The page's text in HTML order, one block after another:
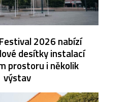
2026 nabízí
desítky instalací
prostoru i několik
výstav